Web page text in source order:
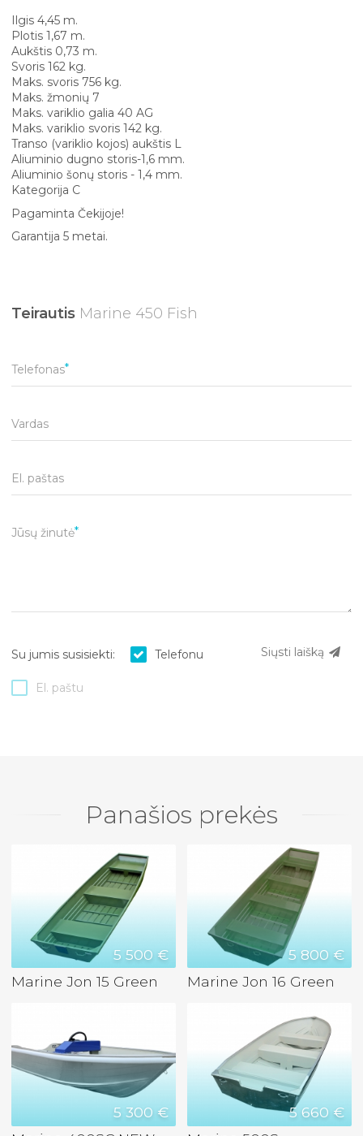
Ilgis 4,45 m.
Plotis 1,67 m.
Aukštis 0,73 m.
Svoris 162 kg.
Maks. svoris 756 kg.
Maks. žmonių 7
Maks. variklio galia 40 AG
Maks. variklio svoris 142 kg.
Transo (variklio kojos) aukštis L
Aliuminio dugno storis-1,6 mm.
Aliuminio šonų storis - 1,4 mm.
Kategorija C
Pagaminta Čekijoje!
Garantija 5 metai.
Teirautis Marine 450 Fish
Telefonas
Vardas
El. paštas
Jūsų žinutė
Siųsti laišką
Su jumis susisiekti: Telefonu
El. paštu
Panašios prekės
5 500 €
Marine Jon 15 Green
5 800 €
Marine Jon 16 Green
5 300 €
5 660 €